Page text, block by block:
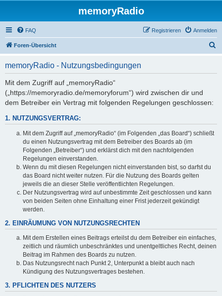
memoryRadio
FAQ Anmelden
Registrieren
Foren-Übersicht
memoryRadio - Nutzungsbedingungen
Mit dem Zugriff auf „memoryRadio“
(„https://memoryradio.de/memoryforum“) wird zwischen dir und
dem Betreiber ein Vertrag mit folgenden Regelungen geschlossen:
1. NUTZUNGSVERTRAG:
Mit dem Zugriff auf „memoryRadio“ (im Folgenden „das Board“) schließt
du einen Nutzungsvertrag mit dem Betreiber des Boards ab (im
Folgenden „Betreiber“) und erklärst dich mit den nachfolgenden
Regelungen einverstanden.
Wenn du mit diesen Regelungen nicht einverstanden bist, so darfst du
das Board nicht weiter nutzen. Für die Nutzung des Boards gelten
jeweils die an dieser Stelle veröffentlichten Regelungen.
Der Nutzungsvertrag wird auf unbestimmte Zeit geschlossen und kann
von beiden Seiten ohne Einhaltung einer Frist jederzeit gekündigt
werden.
2. EINRÄUMUNG VON NUTZUNGSRECHTEN
Mit dem Erstellen eines Beitrags erteilst du dem Betreiber ein einfaches,
zeitlich und räumlich unbeschränktes und unentgeltliches Recht, deinen
Beitrag im Rahmen des Boards zu nutzen.
Das Nutzungsrecht nach Punkt 2, Unterpunkt a bleibt auch nach
Kündigung des Nutzungsvertrages bestehen.
3. PFLICHTEN DES NUTZERS